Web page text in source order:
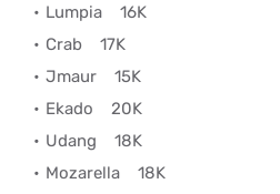
Lumpia 16K
Crab 17K
Jmaur 15K
Ekado 20K
Udang 18K
Mozarella 18K